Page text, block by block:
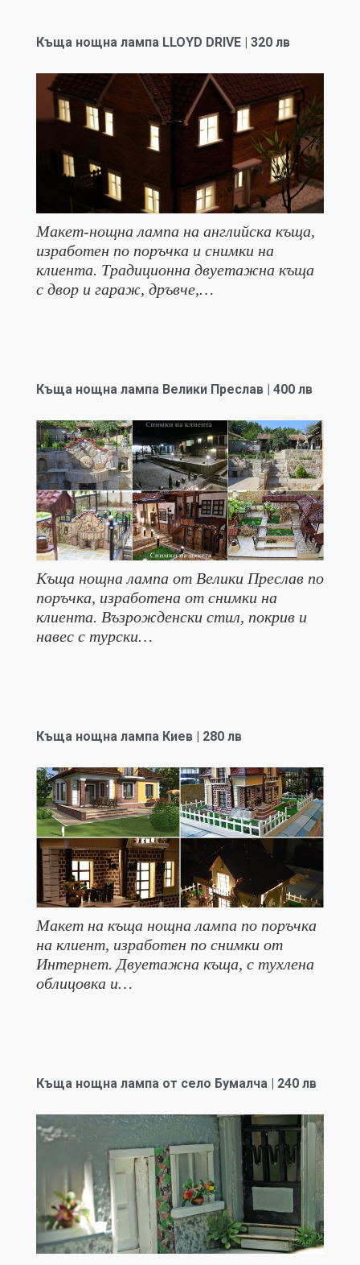
Къща нощна лампа LLOYD DRIVE | 320 лв
Макет-нощна лампа на английска къща,
изработен по поръчка и снимки на
клиента. Традиционна двуетажна къща
с двор и гараж, дръвче,…
Къща нощна лампа Велики Преслав | 400 лв
Къща нощна лампа от Велики Преслав по
поръчка, изработена от снимки на
клиента. Възрожденски стил, покрив и
навес с турски…
Къща нощна лампа Киев | 280 лв
Макет на къща нощна лампа по поръчка
на клиент, изработен по снимки от
Интернет. Двуетажна къща, с тухлена
облицовка и…
Къща нощна лампа от село Бумалча | 240 лв